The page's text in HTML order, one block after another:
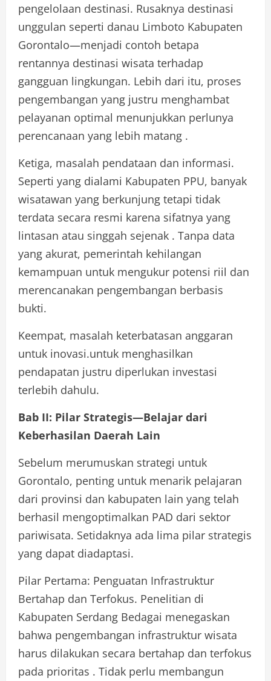
pengelolaan destinasi. Rusaknya destinasi
unggulan seperti danau Limboto Kabupaten
Gorontalo—menjadi contoh betapa
rentannya destinasi wisata terhadap
gangguan lingkungan. Lebih dari itu, proses
pengembangan yang justru menghambat
pelayanan optimal menunjukkan perlunya
perencanaan yang lebih matang .
Ketiga, masalah pendataan dan informasi.
Seperti yang dialami Kabupaten PPU, banyak
wisatawan yang berkunjung tetapi tidak
terdata secara resmi karena sifatnya yang
lintasan atau singgah sejenak . Tanpa data
yang akurat, pemerintah kehilangan
kemampuan untuk mengukur potensi riil dan
merencanakan pengembangan berbasis
bukti.
Keempat, masalah keterbatasan anggaran
untuk inovasi.untuk menghasilkan
pendapatan justru diperlukan investasi
terlebih dahulu.
Bab II: Pilar Strategis—Belajar dari
Keberhasilan Daerah Lain
Sebelum merumuskan strategi untuk
Gorontalo, penting untuk menarik pelajaran
dari provinsi dan kabupaten lain yang telah
berhasil mengoptimalkan PAD dari sektor
pariwisata. Setidaknya ada lima pilar strategis
yang dapat diadaptasi.
Pilar Pertama: Penguatan Infrastruktur
Bertahap dan Terfokus. Penelitian di
Kabupaten Serdang Bedagai menegaskan
bahwa pengembangan infrastruktur wisata
harus dilakukan secara bertahap dan terfokus
pada prioritas . Tidak perlu membangun